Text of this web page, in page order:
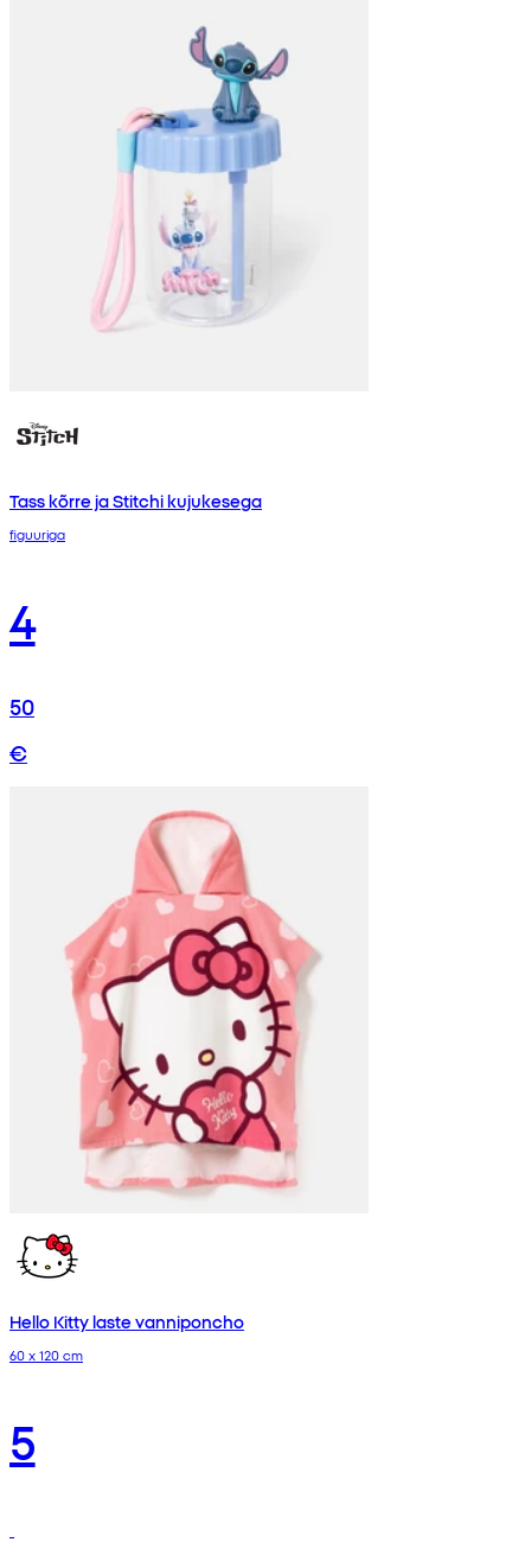
Tass kõrre ja Stitchi kujukesega
figuuriga
4
50
€
Hello Kitty laste vanniponcho
60 x 120 cm
5